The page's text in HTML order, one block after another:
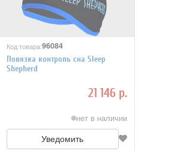
Код товара:96084
Повязка контроль сна Sleep
Shepherd
21 146 р.
нет в наличии
Уведомить